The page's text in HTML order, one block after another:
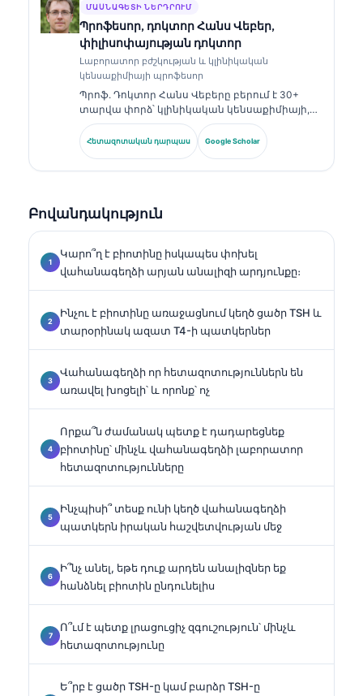
ու լաբորատոր վերլուծության վերաբերյալ՝
կլինիկական պրակտիկայում։.
ՄԱՍՆԱԳԵՏԻ ՆԵՐԴՐՈՒՄ
Պրոֆեսոր, դոկտոր Հանս Վեբեր,
փիլիսոփայության դոկտոր
Լաբորատոր բժշկության և կլինիկական
կենսաքիմիայի պրոֆեսոր
Պրոֆ. Դոկտոր Հանս Վեբերը բերում է 30+
տարվա փորձ՝ կլինիկական կենսաքիմիայի,
լաբորատոր բժշկության և բիոմարկերների
հետազոտության ոլորտներում։ Եղել է
Գերմանիայի Կլինիկական քիմիայի
ստանդարտացման և ԱԻ-ի աջակցությամբ
լաբորատոր բժշկության մեջ։.
Հետազոտական դարպաս Google Scholar
Բովանդակություն
Կարո՞ղ է բիոտինը իսկապես փոխել
վահանագեղձի արյան անալիզի արդյունքը։
Ինչու է բիոտինը առաջացնում կեղծ ցածր TSH և
տարօրինակ ազատ T4-ի պատկերներ
Վահանագեղձի որ հետազոտություններն են
առավել խոցելի՝ և որոնք՝ ոչ
Որքա՞ն ժամանակ պետք է դադարեցնեք
բիոտինը՝ մինչև վահանագեղձի լաբորատոր
հետազոտությունները
Ինչպիսի՞ տեսք ունի կեղծ վահանագեղձի
պատկերն իրական հաշվետվության մեջ
Ի՞նչ անել, եթե դուք արդեն անալիզներ եք
հանձնել բիոտին ընդունելիս
Ո՞ւմ է պետք լրացուցիչ զգուշություն՝ մինչև
հետազոտությունը
Ե՞րբ է ցածր TSH-ը կամ բարձր TSH-ը